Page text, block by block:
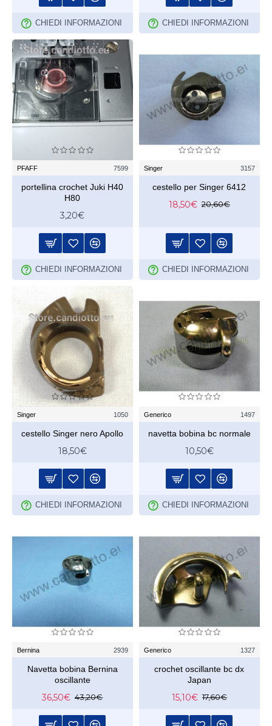
CHIEDI INFORMAZIONI CHIEDI INFORMAZIONI
PFAFF 7599
portellina crochet Juki H40
H80
3,20€
CHIEDI INFORMAZIONI
Singer 3157
cestello per Singer 6412
18,50€ 20,60€
CHIEDI INFORMAZIONI
Singer 1050
cestello Singer nero Apollo
18,50€
CHIEDI INFORMAZIONI
Generico 1497
navetta bobina bc normale
10,50€
CHIEDI INFORMAZIONI
Bernina 2939
Navetta bobina Bernina
oscillante
36,50€ 43,20€
Generico 1327
crochet oscillante bc dx
Japan
15,10€ 17,60€